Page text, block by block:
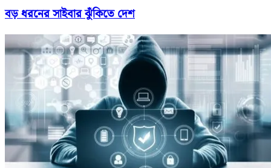
বড় ধরনের সাইবার ঝুঁকিতে দেশ